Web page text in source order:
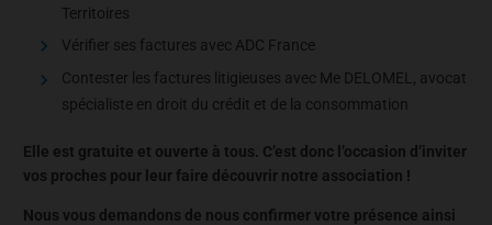
Territoires
Vérifier ses factures avec ADC France
Contester les factures litigieuses avec Me DELOMEL, avocat
spécialiste en droit du crédit et de la consommation
Elle est gratuite et ouverte à tous. C’est donc l’occasion d’inviter
vos proches pour leur faire découvrir notre association !
Nous vous demandons de nous confirmer votre présence ainsi